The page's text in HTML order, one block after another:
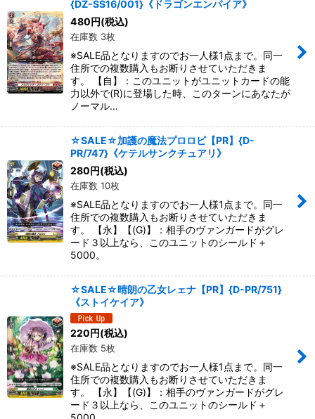
{DZ-SS16/001}《ドラゴンエンパイア》
480円(税込)
在庫数 3枚
※SALE品となりますのでお一人様1点まで。同一
住所での複数購入もお断りさせていただきま
す。 【自】：このユニットがユニットカードの能
力以外で(R)に登場した時、このターンにあなたが
ノーマル…
☆SALE☆加護の魔法プロロビ【PR】{D-
PR/747}《ケテルサンクチュアリ》
280円(税込)
在庫数 10枚
※SALE品となりますのでお一人様1点まで。同一
住所での複数購入もお断りさせていただきま
す。 【永】【(G)】：相手のヴァンガードがグレ
ード３以上なら、このユニットのシールド＋
5000。
☆SALE☆晴朗の乙女レェナ【PR】{D-PR/751}
《ストイケイア》
220円(税込)
在庫数 5枚
※SALE品となりますのでお一人様1点まで。同一
住所での複数購入もお断りさせていただきま
す。 【永】【(G)】：相手のヴァンガードがグレ
ード３以上なら、このユニットのシールド＋